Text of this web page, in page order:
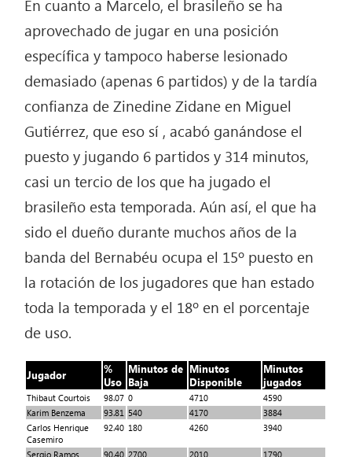
En cuanto a Marcelo, el brasileño se ha
aprovechado de jugar en una posición
específica y tampoco haberse lesionado
demasiado (apenas 6 partidos) y de la tardía
confianza de Zinedine Zidane en Miguel
Gutiérrez, que eso sí , acabó ganándose el
puesto y jugando 6 partidos y 314 minutos,
casi un tercio de los que ha jugado el
brasileño esta temporada. Aún así, el que ha
sido el dueño durante muchos años de la
banda del Bernabéu ocupa el 15º puesto en
la rotación de los jugadores que han estado
toda la temporada y el 18º en el porcentaje
de uso.
Jugador
%
Uso
Minutos de
Baja
Minutos
Disponible
Minutos
jugados
Thibaut Courtois 98.07 0 4710
4590
Karim Benzema
93.81 540 4170
3884
Carlos Henrique
Casemiro
92.40 180 4260 3940
Sergio Ramos 90.40 2700 2010
1790